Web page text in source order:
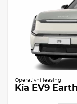
Operativní leasing
Kia EV9